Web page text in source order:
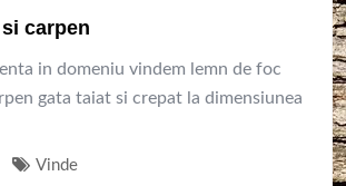
carpen
in domeniu vindem lemn de foc
gata taiat si crepat la dimensiunea
Vinde